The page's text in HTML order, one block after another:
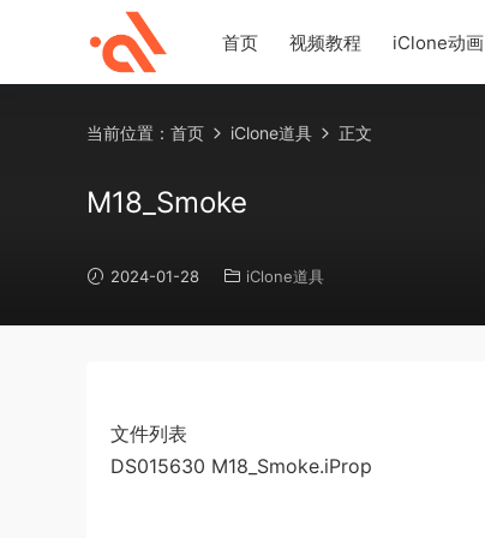
首页 视频教程 iClone动画
当前位置： 首页 iClone道具 正文
M18_Smoke
2024-01-28 iClone道具
文件列表
DS015630 M18_Smoke.iProp